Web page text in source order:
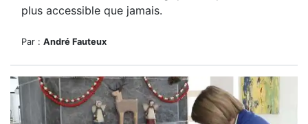
plus accessible que jamais.
Par : André Fauteux